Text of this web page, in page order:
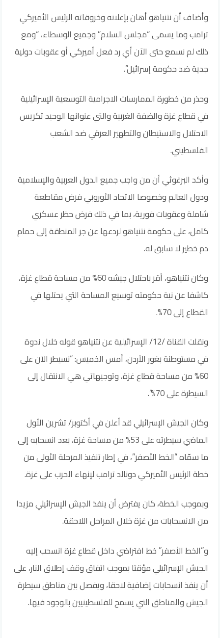
وأضاف أن نتنياهو أهان بإعلانه وخروقاته الرئيس الأميركي
ترامب وما يسمى “مجلس السلام” وجميع الوسطاء، “ومع
ذلك لم نسمع حتى الآن أي رد فعل أميركي أو عقوبات دولية
جدية ضد حكومة إسرائيل”.
وحذر من خطورة الممارسات الاجرامية التوسعية الإسرائيلية
في قطاع غزة والضفة الغربية والتي عنوانها الوحيد تكريس
الاحتلال والاستيطان والتطهير العرقي ضد الشعب
الفلسطيني.
وأكد البرغوثي أن من واجب جميع الدول العربية والإسلامية
ودول العالم وخصوصا الاتحاد الأوروبي فرض مقاطعة
شاملة وعقوبات فورية، بما في ذلك فرض حظر عسكري
كامل، على حكومة نتنياهو لردعها عن جر المنطقة إلى حمام
دم خطير لا سابق له.
وكان نتنياهو، أقر باحتلال جيشه 60‎% من مساحة قطاع غزة،
كاشفا عن نية حكومته توسيع المساحة التي يحتلها في
القطاع إلى 70%.
ونقلت القناة /12/ الإسرائيلية عن نتنياهو قوله خلال ندوة
في مستوطنة بغور الأردن، أمس الخميس: “نسيطر الآن على
60% من مساحة قطاع غزة، وتوجيهاتي هي الانتقال إلى
السيطرة على 70%”.
وكان الجيش الإسرائيلي قد أعلن في أكتوبر/ تشرين الأول
الماضي سيطرته على 53% من مساحة غزة، بعد انسحابه إلى
ما سمّاه “الخط الأصفر”، في إطار تنفيذ المرحلة الأولى من
خطة الرئيس الأميركي دونالد ترامب لإنهاء الحرب على غزة.
وبموجب الخطة، كان يفترض أن ينفذ الجيش الإسرائيلي مزيدا
من الانسحابات من غزة خلال المراحل اللاحقة.
و”الخط الأصفر” خط افتراضي داخل قطاع غزة انسحب إليه
الجيش الإسرائيلي مؤقتا بموجب اتفاق وقف إطلاق النار، على
أن ينفذ انسحابات إضافية لاحقا، ويفصل بين مناطق سيطرة
الجيش والمناطق التي يسمح للفلسطينيين بالوجود فيها.